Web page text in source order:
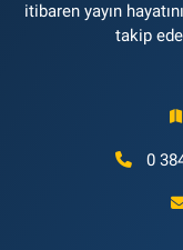
itibaren yayın
takip
0